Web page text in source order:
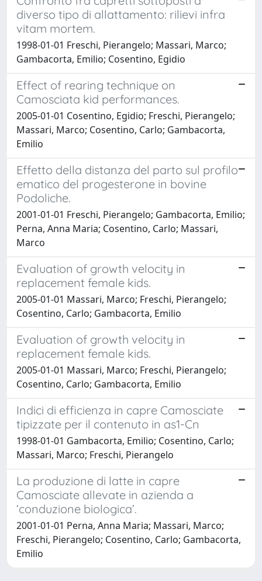
diverso tipo di allattamento: rilievi infra
vitam mortem.
1998-01-01 Freschi, Pierangelo; Massari, Marco;
Gambacorta, Emilio; Cosentino, Egidio
Effect of rearing technique on
Camosciata kid performances.
2005-01-01 Cosentino, Egidio; Freschi, Pierangelo;
Massari, Marco; Cosentino, Carlo; Gambacorta,
Emilio
Effetto della distanza del parto sul profilo
ematico del progesterone in bovine
Podoliche.
2001-01-01 Freschi, Pierangelo; Gambacorta, Emilio;
Perna, Anna Maria; Cosentino, Carlo; Massari,
Marco
Evaluation of growth velocity in
replacement female kids.
2005-01-01 Massari, Marco; Freschi, Pierangelo;
Cosentino, Carlo; Gambacorta, Emilio
Evaluation of growth velocity in
replacement female kids.
2005-01-01 Massari, Marco; Freschi, Pierangelo;
Cosentino, Carlo; Gambacorta, Emilio
Indici di efficienza in capre Camosciate
tipizzate per il contenuto in as1-Cn
1998-01-01 Gambacorta, Emilio; Cosentino, Carlo;
Massari, Marco; Freschi, Pierangelo
La produzione di latte in capre
Camosciate allevate in azienda a
‘conduzione biologica’.
2001-01-01 Perna, Anna Maria; Massari, Marco;
Freschi, Pierangelo; Cosentino, Carlo; Gambacorta,
Emilio